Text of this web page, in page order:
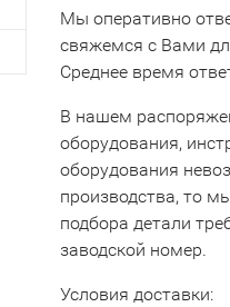
Мы оперативно
свяжемся с Вами
Среднее время
В нашем
оборудования,
оборудования
производства, то
подбора детали
заводской номер.
Условия доставки: